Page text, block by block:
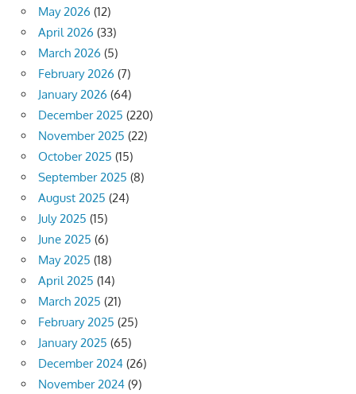
May 2026 (12)
April 2026 (33)
March 2026 (5)
February 2026 (7)
January 2026 (64)
December 2025 (220)
November 2025 (22)
October 2025 (15)
September 2025 (8)
August 2025 (24)
July 2025 (15)
June 2025 (6)
May 2025 (18)
April 2025 (14)
March 2025 (21)
February 2025 (25)
January 2025 (65)
December 2024 (26)
November 2024 (9)